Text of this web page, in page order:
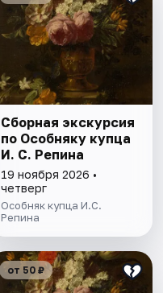
Сборная экскурсия
по Особняку купца
И. С. Репина
19 ноября 2026 •
четверг
Особняк купца И.С.
Репина
от 50 ₽